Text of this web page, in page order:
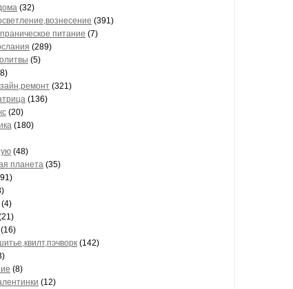
(32)
(391)
питание (7)
(289)
(5)
(321)
(136)
(20)
(180)
(48)
планета (35)
(4)
(16)
(142)
(8)
(12)